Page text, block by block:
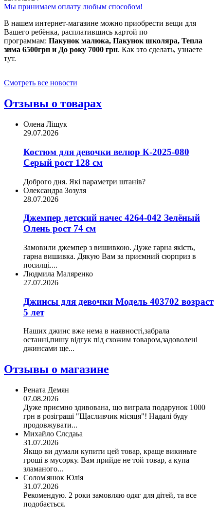
Мы принимаем оплату любым способом!
В нашем интернет-магазине можно приобрести вещи для
Вашего ребёнка, расплатившись картой по
программам: Пакунок малюка, Пакунок школяра, Тепла
зима 6500грн и До року 7000 грн. Как это сделать, узнаете
тут.
Смотреть все новости
Отзывы о товарах
Олена Ліщук
29.07.2026
Костюм для девочки велюр К-2025-080
Серый рост 128 см
Доброго дня. Які параметри штанів?
Олександра Зозуля
28.07.2026
Джемпер детский начес 4264-042 Зелёный
Олень рост 74 см
Замовили джемпер з вишивкою. Дуже гарна якість,
гарна вишивка. Дякую Вам за приємний сюрприз в
посилці....
Людмила Маляренко
27.07.2026
Джинсы для девочки Модель 403702 возраст
5 лет
Наших джинс вже нема в наявності,забрала
останні,пишу відгук під схожим товаром,задоволені
джинсами ще...
Отзывы о магазине
Рената Демян
07.08.2026
Дуже приємно здивована, що виграла подарунок 1000
грн в розіграші "Щасливчик місяця"! Надалі буду
продовжувати...
Михайло Слсдаьа
31.07.2026
Якщо ви думали купити цей товар, краще викиньте
гроші в мусорку. Вам прийде не той товар, а купа
зламаного...
Солом'янюк Юлія
31.07.2026
Рекомендую. 2 роки замовляю одяг для дітей, та все
подобається.